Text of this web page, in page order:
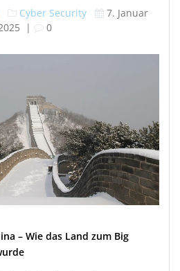
Cyber Security
7. Januar
| 0
– Wie das Land zum Big